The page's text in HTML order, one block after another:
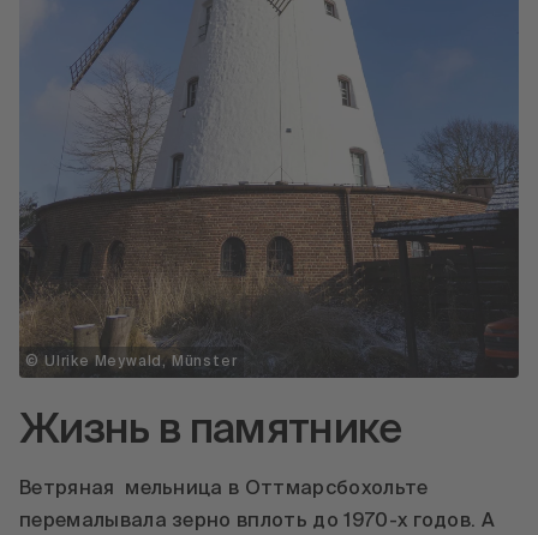
© Ulrike Meywald, Münster
Жизнь в памятнике
Ветряная мельница в Оттмарсбохольте
перемалывала зерно вплоть до 1970-х годов. А